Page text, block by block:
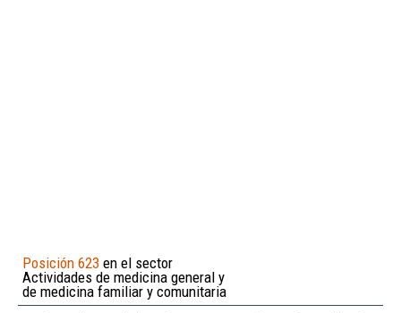
Posición 623 en el sector
Actividades de medicina general y
de medicina familiar y comunitaria